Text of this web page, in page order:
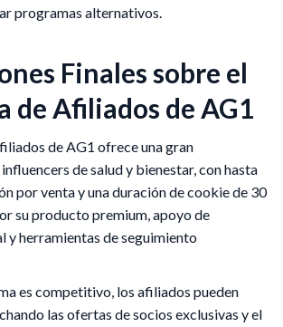
programas alternativos.
Finales sobre el
de Afiliados de AG1
de AG1 ofrece una gran
de salud y bienestar, con hasta
por venta y una duración de cookie de 30
su producto premium, apoyo de
y herramientas de seguimiento
es competitivo, los afiliados pueden
las ofertas de socios exclusivas y el